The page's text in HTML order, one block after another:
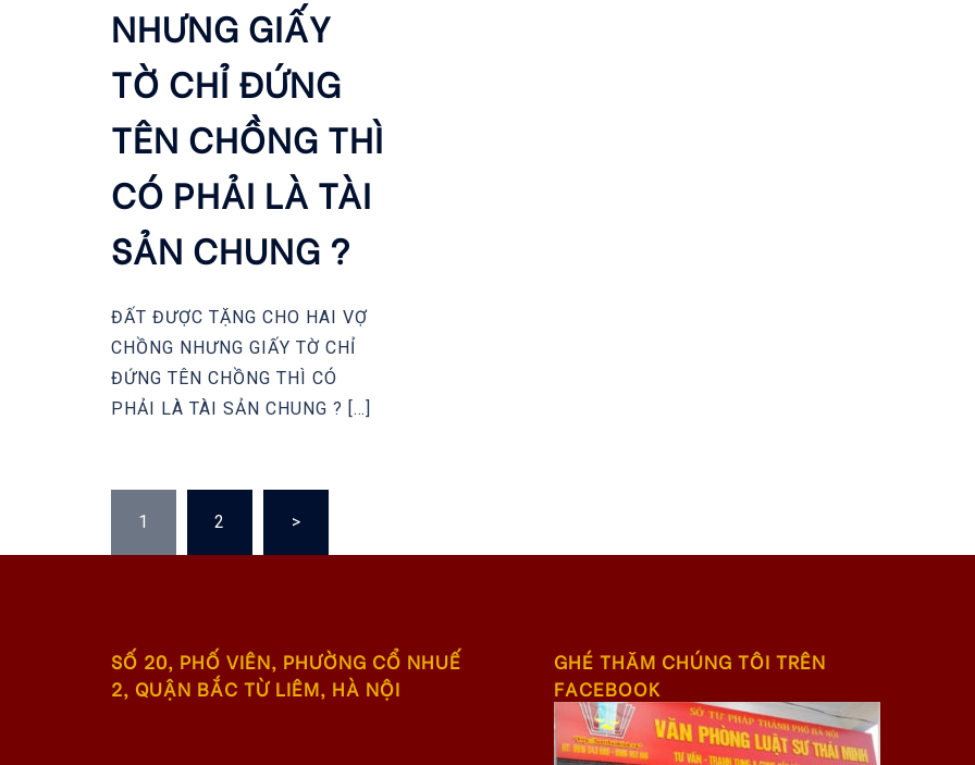
NHƯNG GIẤY
TỜ CHỈ ĐỨNG
TÊN CHỒNG THÌ
CÓ PHẢI LÀ TÀI
SẢN CHUNG ?
ĐẤT ĐƯỢC TẶNG CHO HAI VỢ
CHỒNG NHƯNG GIẤY TỜ CHỈ
ĐỨNG TÊN CHỒNG THÌ CÓ
PHẢI LÀ TÀI SẢN CHUNG ? […]
POSTS
1 2 >
SỐ 20, PHỐ VIÊN, PHƯỜNG CỔ NHUẾ
2, QUẬN BẮC TỪ LIÊM, HÀ NỘI
GHÉ THĂM CHÚNG TÔI TRÊN
FACEBOOK